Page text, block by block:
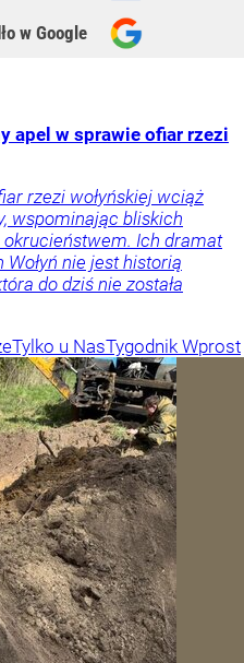
w Google
apel w sprawie ofiar rzezi
rzezi wołyńskiej wciąż
wspominając bliskich
Ich dramat
nie jest historią
do dziś nie została
Tylko u NasTygodnik Wprost